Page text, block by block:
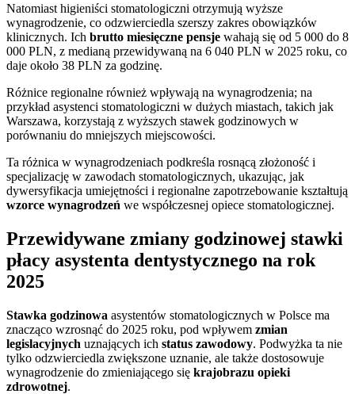
Natomiast higieniści stomatologiczni otrzymują wyższe
wynagrodzenie, co odzwierciedla szerszy zakres obowiązków
klinicznych. Ich brutto miesięczne pensje wahają się od 5 000 do 8
000 PLN, z medianą przewidywaną na 6 040 PLN w 2025 roku, co
daje około 38 PLN za godzinę.
Różnice regionalne również wpływają na wynagrodzenia; na
przykład asystenci stomatologiczni w dużych miastach, takich jak
Warszawa, korzystają z wyższych stawek godzinowych w
porównaniu do mniejszych miejscowości.
Ta różnica w wynagrodzeniach podkreśla rosnącą złożoność i
specjalizację w zawodach stomatologicznych, ukazując, jak
dywersyfikacja umiejętności i regionalne zapotrzebowanie kształtują
wzorce wynagrodzeń we współczesnej opiece stomatologicznej.
Przewidywane zmiany godzinowej stawki
płacy asystenta dentystycznego na rok
2025
Stawka godzinowa asystentów stomatologicznych w Polsce ma
znacząco wzrosnąć do 2025 roku, pod wpływem zmian
legislacyjnych uznających ich status zawodowy. Podwyżka ta nie
tylko odzwierciedla zwiększone uznanie, ale także dostosowuje
wynagrodzenie do zmieniającego się krajobrazu opieki
zdrowotnej.